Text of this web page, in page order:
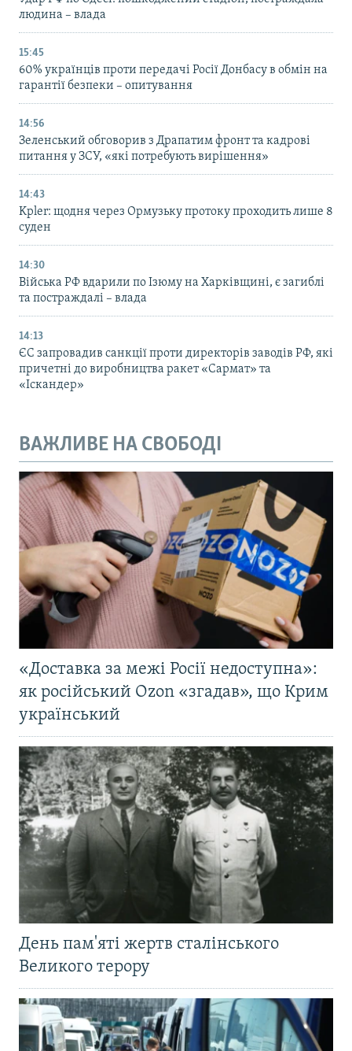
людина – влада
15:45
60% українців проти передачі Росії Донбасу в обмін на
гарантії безпеки – опитування
14:56
Зеленський обговорив з Драпатим фронт та кадрові
питання у ЗСУ, «які потребують вирішення»
14:43
Kpler: щодня через Ормузьку протоку проходить лише 8
суден
14:30
Війська РФ вдарили по Ізюму на Харківщині, є загиблі
та постраждалі – влада
14:13
ЄС запровадив санкції проти директорів заводів РФ, які
причетні до виробництва ракет «Сармат» та
«Іскандер»
ВАЖЛИВЕ НА СВОБОДІ
«Доставка за межі Росії недоступна»:
як російський Ozon «згадав», що Крим
український
День пам'яті жертв сталінського
Великого терору